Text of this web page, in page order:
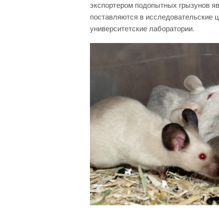
экспортером подопытных грызунов
поставляются в
университетские лаборатории.